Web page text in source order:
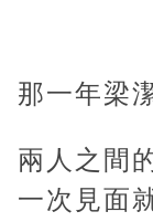
那一年梁
兩人之間
一次見面